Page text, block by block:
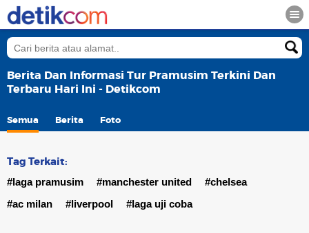
Berita Dan Informasi Tur Pramusim Terkini Dan
Terbaru Hari Ini - Detikcom
Semua Berita Foto
Tag Terkait:
#laga pramusim #manchester united
#chelsea
#ac milan
#liverpool #laga uji coba